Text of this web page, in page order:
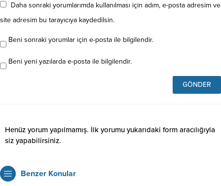
Daha sonraki yorumlarımda kullanılması için adım, e-posta adresim ve
site adresim bu tarayıcıya kaydedilsin.
Beni sonraki yorumlar için e-posta ile bilgilendir.
Beni yeni yazılarda e-posta ile bilgilendir.
Henüz yorum yapılmamış. İlk yorumu yukarıdaki form aracılığıyla
siz yapabilirsiniz.
Benzer Konular